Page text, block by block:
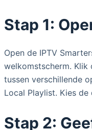
Stap 1:
Open de IPTV
welkomstscherm. Klik
tussen verschillende
Local Playlist. Kies
Stap 2: